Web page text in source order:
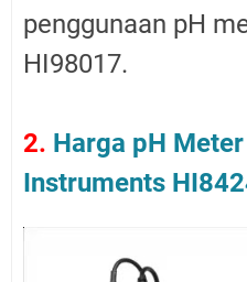
penggunaan pH
HI98017.
2. Harga pH
Instruments